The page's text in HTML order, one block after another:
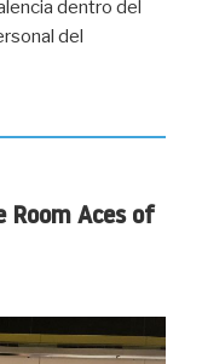
dentro del
del